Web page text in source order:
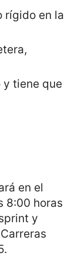
rígido en la
y tiene que
en el
8:00 horas
y